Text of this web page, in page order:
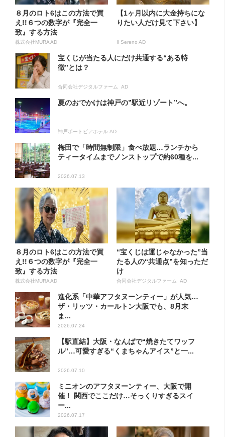
８月のロト6はこの方法で買
え!!６つの数字が『完全一
致』する方法
株式会社MURA AD
【1ヶ月以内に大金持ちにな
りたい人だけ見て下さい】
Il Sereno AD
宝くじが当たる人にだけ共通する“ある特
徴”とは？
合同会社デジタルファーム AD
夏のおでかけは神戸の”駅近リゾート”へ。
神戸ポートピアホテル AD
梅田で「時間無制限」食べ放題…ランチから
ティータイムまでノンストップで約60種を...
2026.07.13
８月のロト6はこの方法で買
え!!６つの数字が『完全一
致』する方法
株式会社MURA AD
“宝くじは運じゃなかった”当
たる人の“共通点”を知っただ
け
合同会社デジタルファーム AD
進化系「中華アフタヌーンティー」が人気…
ザ・リッツ・カールトン大阪でも、8月末
ま...
2026.07.24
【駅直結】大阪・なんばで“焼きたてワッフ
ル”…可愛すぎる“くまちゃんアイス”と一...
2026.07.10
ミニオンのアフタヌーンティー、大阪で開
催！ 関西でここだけ…そっくりすぎるスイ
ー...
2026.07.17